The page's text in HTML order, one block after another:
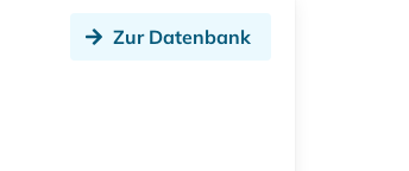
Zur Datenbank